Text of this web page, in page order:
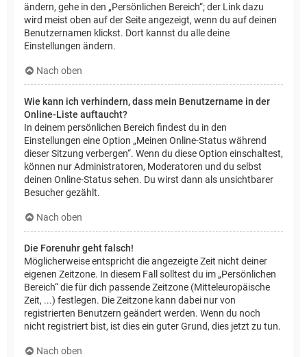
ändern, gehe in den „Persönlichen Bereich“; der Link dazu
wird meist oben auf der Seite angezeigt, wenn du auf deinen
Benutzernamen klickst. Dort kannst du alle deine
Einstellungen ändern.
Nach oben
Wie kann ich verhindern, dass mein Benutzername in der
Online-Liste auftaucht?
In deinem persönlichen Bereich findest du in den
Einstellungen eine Option „Meinen Online-Status während
dieser Sitzung verbergen“. Wenn du diese Option einschaltest,
können nur Administratoren, Moderatoren und du selbst
deinen Online-Status sehen. Du wirst dann als unsichtbarer
Besucher gezählt.
Nach oben
Die Forenuhr geht falsch!
Möglicherweise entspricht die angezeigte Zeit nicht deiner
eigenen Zeitzone. In diesem Fall solltest du im „Persönlichen
Bereich“ die für dich passende Zeitzone (Mitteleuropäische
Zeit, ...) festlegen. Die Zeitzone kann dabei nur von
registrierten Benutzern geändert werden. Wenn du noch
nicht registriert bist, ist dies ein guter Grund, dies jetzt zu tun.
Nach oben